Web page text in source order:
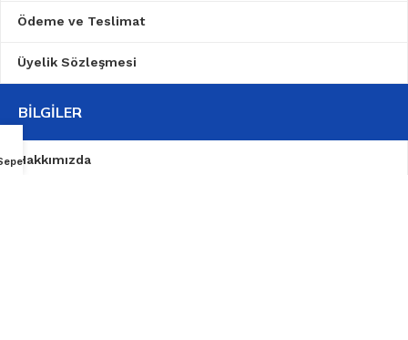
Ödeme ve Teslimat
Üyelik Sözleşmesi
BILGILER
Hakkımızda